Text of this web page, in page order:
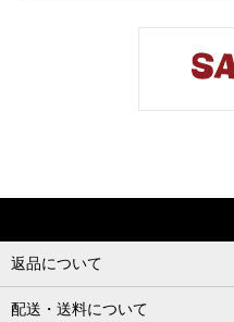
返品について
配送・送料について